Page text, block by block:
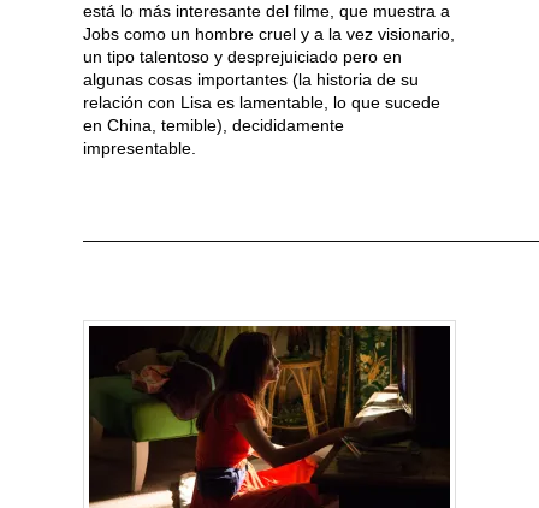
está lo más interesante del filme, que muestra a
Jobs como un hombre cruel y a la vez visionario,
un tipo talentoso y desprejuiciado pero en
algunas cosas importantes (la historia de su
relación con Lisa es lamentable, lo que sucede
en China, temible), decididamente
impresentable.